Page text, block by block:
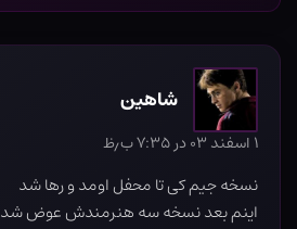
شاهین
۱ اسفند ۰۳ در ۷:۳۵ ب٫ظ
نسخه جیم کی تا محفل اومد و رها شد
اینم بعد نسخه سه هنرمندش عوض شد